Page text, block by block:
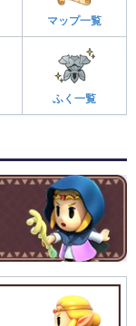
マップ一覧
ふく一覧